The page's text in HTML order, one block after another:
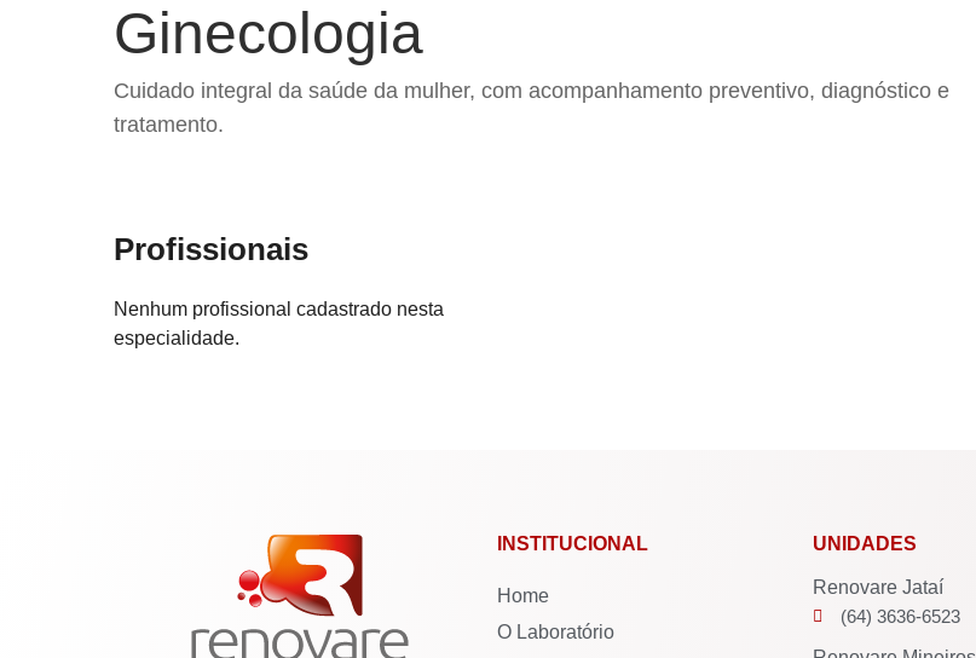
Ginecologia
Cuidado integral da saúde da mulher, com acompanhamento preventivo, diagnóstico e
tratamento.
Profissionais
Nenhum profissional cadastrado nesta
especialidade.
INSTITUCIONAL
Home
O Laboratório
UNIDADES
Renovare Jataí
(64) 3636-6523